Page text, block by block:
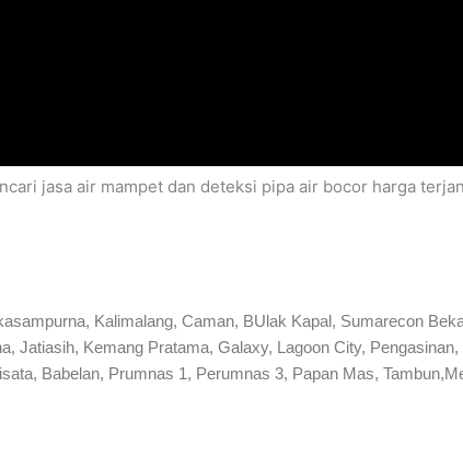
jasa air mampet dan deteksi pipa air bocor harga
Kalimalang, Caman, BUlak Kapal, Sumarecon
Jatiasih, Kemang Pratama, Galaxy, Lagoon City,
Babelan, Prumnas 1, Perumnas 3, Papan Mas,